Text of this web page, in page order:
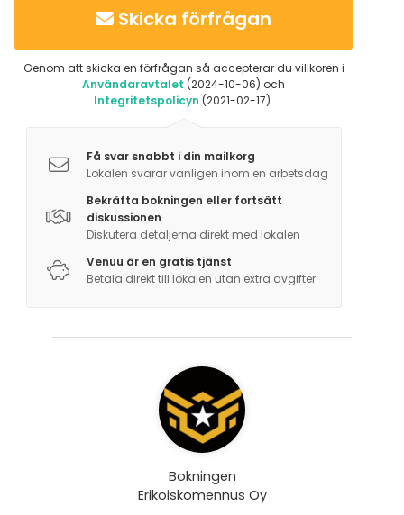
Skicka förfrågan
Genom att skicka en förfrågan så accepterar du villkoren i
Användaravtalet (2024-10-06) och
Integritetspolicyn (2021-02-17).
Få svar snabbt i din mailkorg
Lokalen svarar vanligen inom en arbetsdag
Bekräfta bokningen eller fortsätt
diskussionen
Diskutera detaljerna direkt med lokalen
Venuu är en gratis tjänst
Betala direkt till lokalen utan extra avgifter
Bokningen
Erikoiskomennus Oy